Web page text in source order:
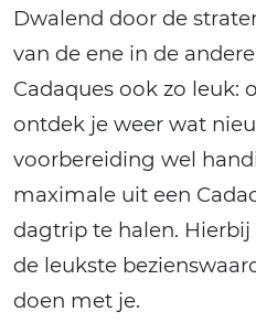
Dwalend door de
van de ene in de
Cadaques ook zo leuk:
ontdek je weer wat
voorbereiding wel
maximale uit een
dagtrip te halen.
de leukste
doen met je.